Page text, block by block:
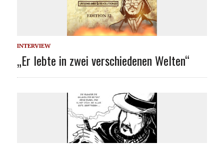
INTERVIEW
„Er lebte in zwei verschiedenen Welten“